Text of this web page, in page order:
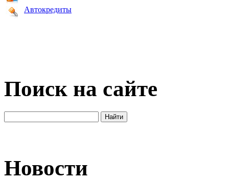
Автокредиты
Поиск на сайте
Новости